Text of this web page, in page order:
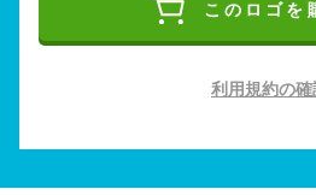
このロゴを
利用規約の